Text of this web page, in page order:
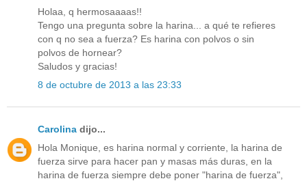
Holaa, q hermosaaaas!!
Tengo una pregunta sobre la harina... a qué te refieres
con q no sea a fuerza? Es harina con polvos o sin
polvos de hornear?
Saludos y gracias!
8 de octubre de 2013 a las 23:33
Carolina dijo...
Hola Monique, es harina normal y corriente, la harina de
fuerza sirve para hacer pan y masas más duras, en la
harina de fuerza siempre debe poner "harina de fuerza",